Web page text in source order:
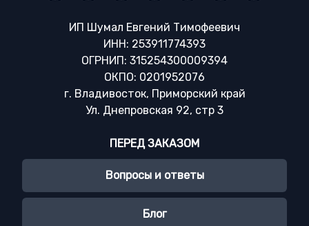
ИП Шумал Евгений Тимофеевич
ИНН: 253911774393
ОГРНИП: 315254300009394
ОКПО: 0201952076
г. Владивосток, Приморский край
Ул. Днепровская 92, стр 3
ПЕРЕД ЗАКАЗОМ
Вопросы и ответы
Блог